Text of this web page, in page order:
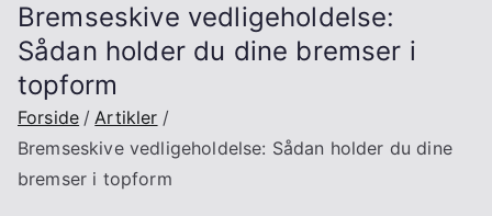
Bremseskive vedligeholdelse:
Sådan holder du dine bremser i
topform
Forside
Artikler
Bremseskive vedligeholdelse: Sådan holder du dine
bremser i topform